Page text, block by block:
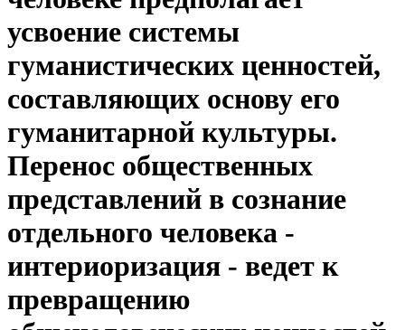
усвоение системы
гуманистических ценностей,
составляющих основу его
гуманитарной культуры.
Перенос общественных
представлений в сознание
отдельного человека -
интериоризация - ведет к
превращению